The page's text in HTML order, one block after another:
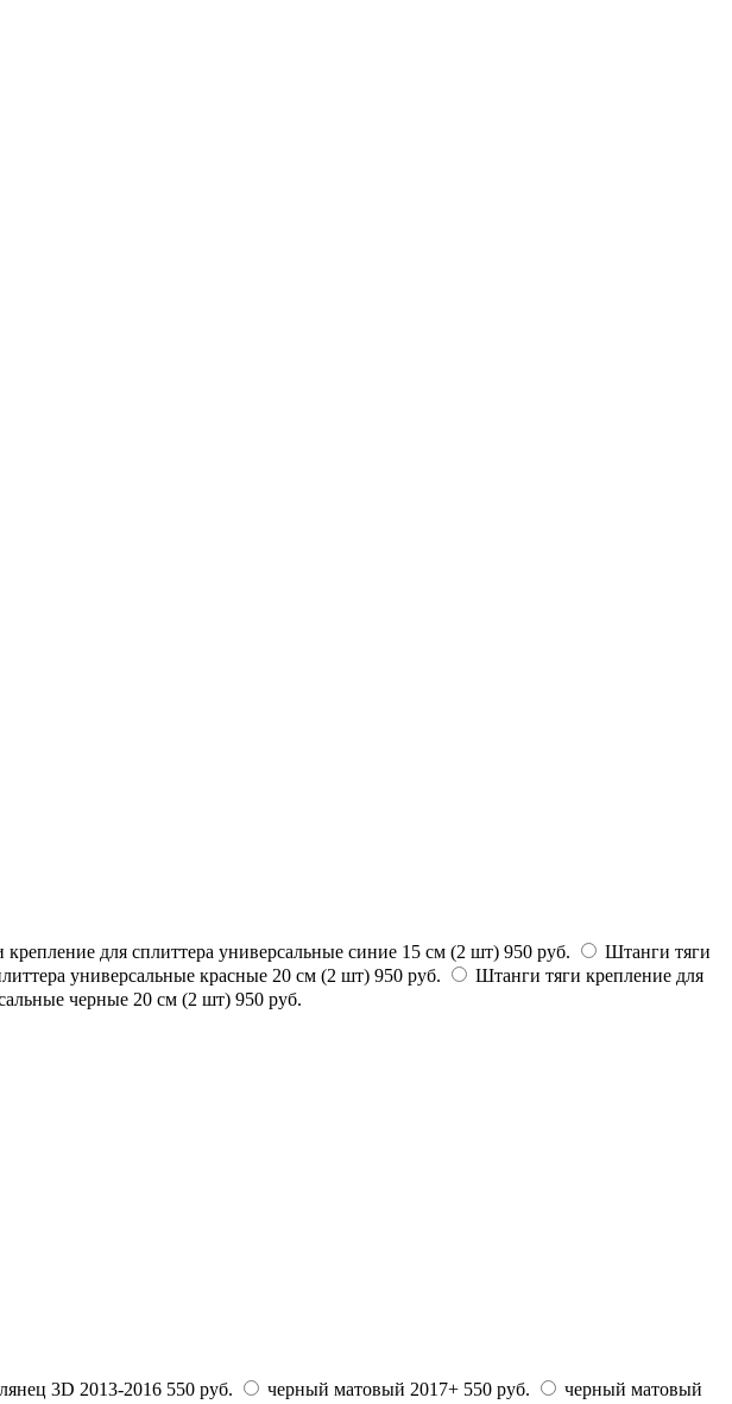
для сплиттера универсальные синие 15 см (2 шт) 950 руб.
Штанги тяги
универсальные красные 20 см (2 шт) 950 руб.
Штанги тяги крепление для
черные 20 см (2 шт) 950 руб.
3D 2013-2016 550 руб. черный матовый 2017+ 550 руб.
черный матовый